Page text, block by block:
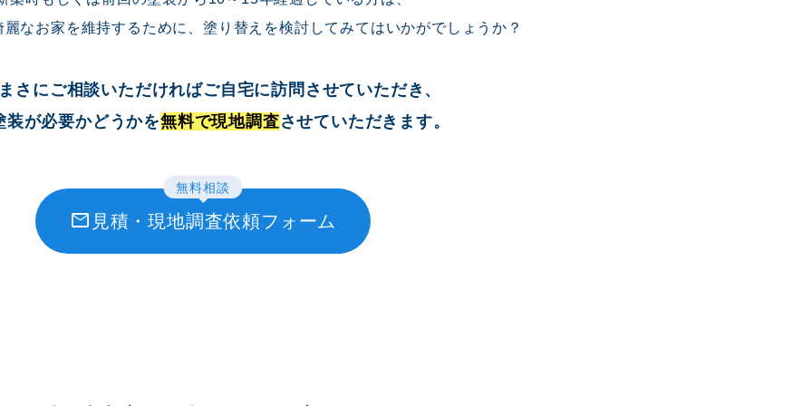
なお家を維持するために、塗り替えを検討してみてはいかがでしょうか？
さにご相談いただければご自宅に訪問させていただき、
装が必要かどうかを無料で現地調査させていただきます。
無料相談
mail 見積・現地調査依頼フォーム